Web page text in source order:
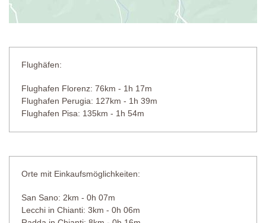
Flughäfen:
Flughafen Florenz: 76km - 1h 17m
Flughafen Perugia: 127km - 1h 39m
Flughafen Pisa: 135km - 1h 54m
Orte mit Einkaufsmöglichkeiten:
San Sano: 2km - 0h 07m
Lecchi in Chianti: 3km - 0h 06m